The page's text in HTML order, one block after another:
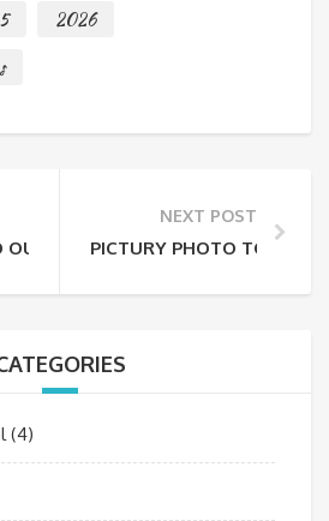
2026
OUTONO NO NORTE DE PORTUGAL:
NEXT POST
PICTURY PHOTO TOURS
(4)